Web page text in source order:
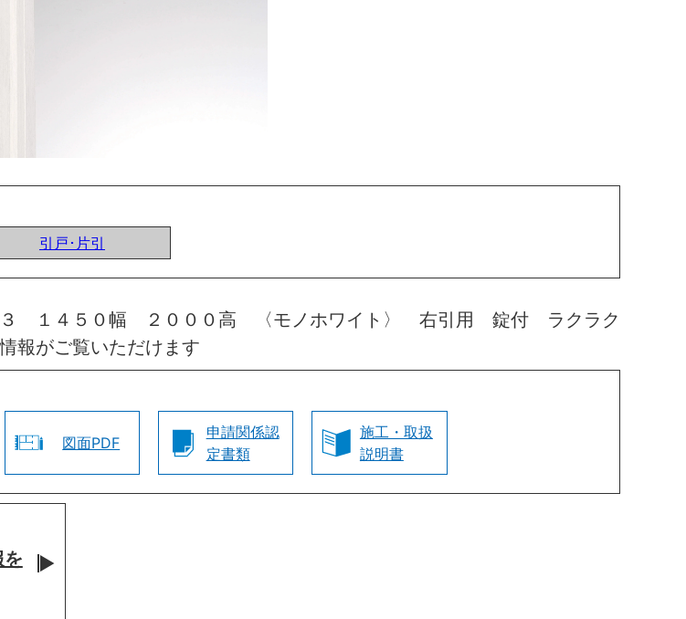
引戸･片引
１４５０幅 ２０００高 〈モノホワイト〉 右引用 錠付 ラクラク
報がご覧いただけます
図面PDF
申請関係認
定書類
施工・取扱
説明書